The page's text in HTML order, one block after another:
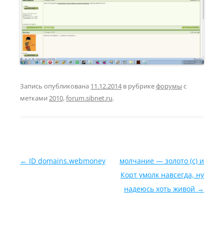
Запись опубликована 11.12.2014в рубрикефорумы с
метками 2010,forum.sibnet.ru.
Навигация по записям
← ID domains.webmoney
молчание — золото (с) и
Корт умолк навсегда, ну
надеюсь хоть живой →